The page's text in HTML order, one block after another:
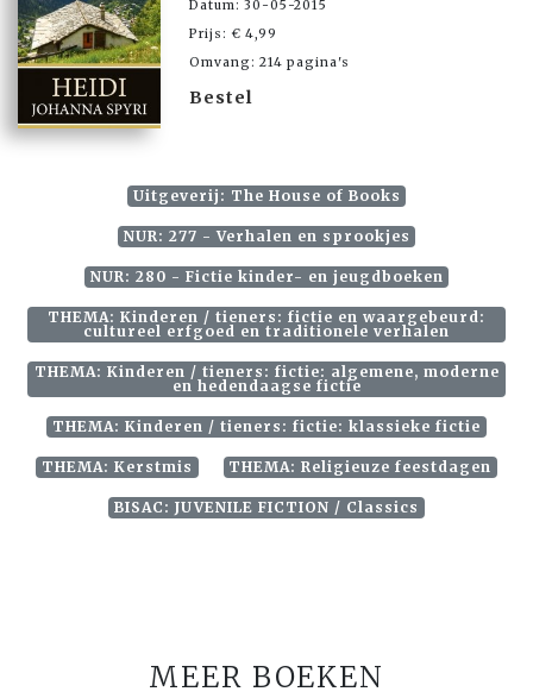
Datum: 30-05-2015
Prijs: € 4,99
Omvang: 214 pagina's
Bestel
Uitgeverij: The House of Books
NUR: 277 - Verhalen en sprookjes
NUR: 280 - Fictie kinder- en jeugdboeken
THEMA: Kinderen / tieners: fictie en waargebeurd:
cultureel erfgoed en traditionele verhalen
THEMA: Kinderen / tieners: fictie: algemene, moderne
en hedendaagse fictie
THEMA: Kinderen / tieners: fictie: klassieke fictie
THEMA: Kerstmis THEMA: Religieuze feestdagen
BISAC: JUVENILE FICTION / Classics
MEER BOEKEN